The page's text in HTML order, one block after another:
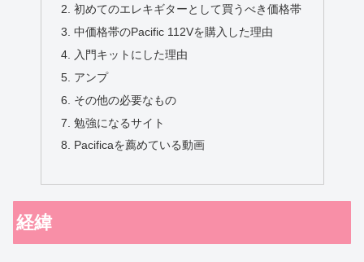
初めてのエレキギターとして買うべき価格帯
中価格帯のPacific 112Vを購入した理由
入門キットにした理由
アンプ
その他の必要なもの
勉強になるサイト
Pacificaを薦めている動画
経緯